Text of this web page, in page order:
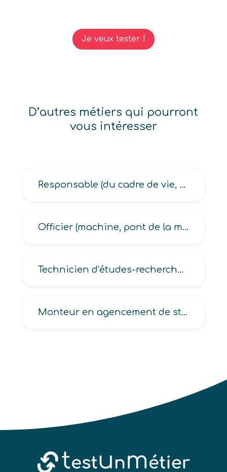
Je veux tester !
D’autres métiers qui pourront
vous intéresser
Responsable (du cadre de vie, du nettoiement urbain)
Officier (machine, pont de la marine marchande, polyvalent de la marine)
Technicien d’études-recherche-développement en industrie du bois
Monteur en agencement de stands